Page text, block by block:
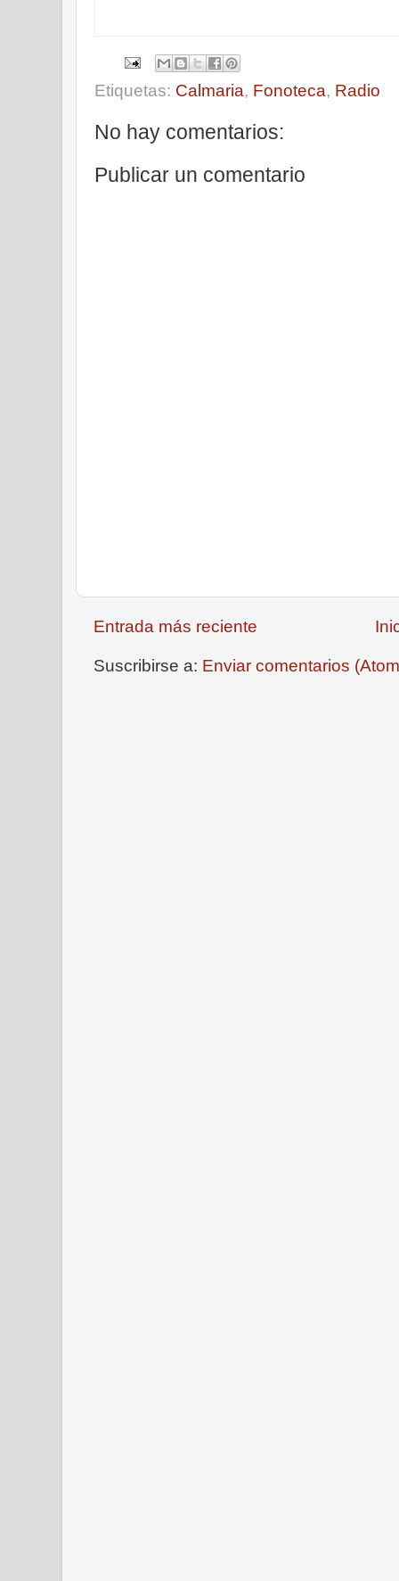
Etiquetas: Calmaria, Fonoteca, Radio
No hay comentarios:
Publicar un comentario
Entrada más reciente
Suscribirse a: Enviar comentarios